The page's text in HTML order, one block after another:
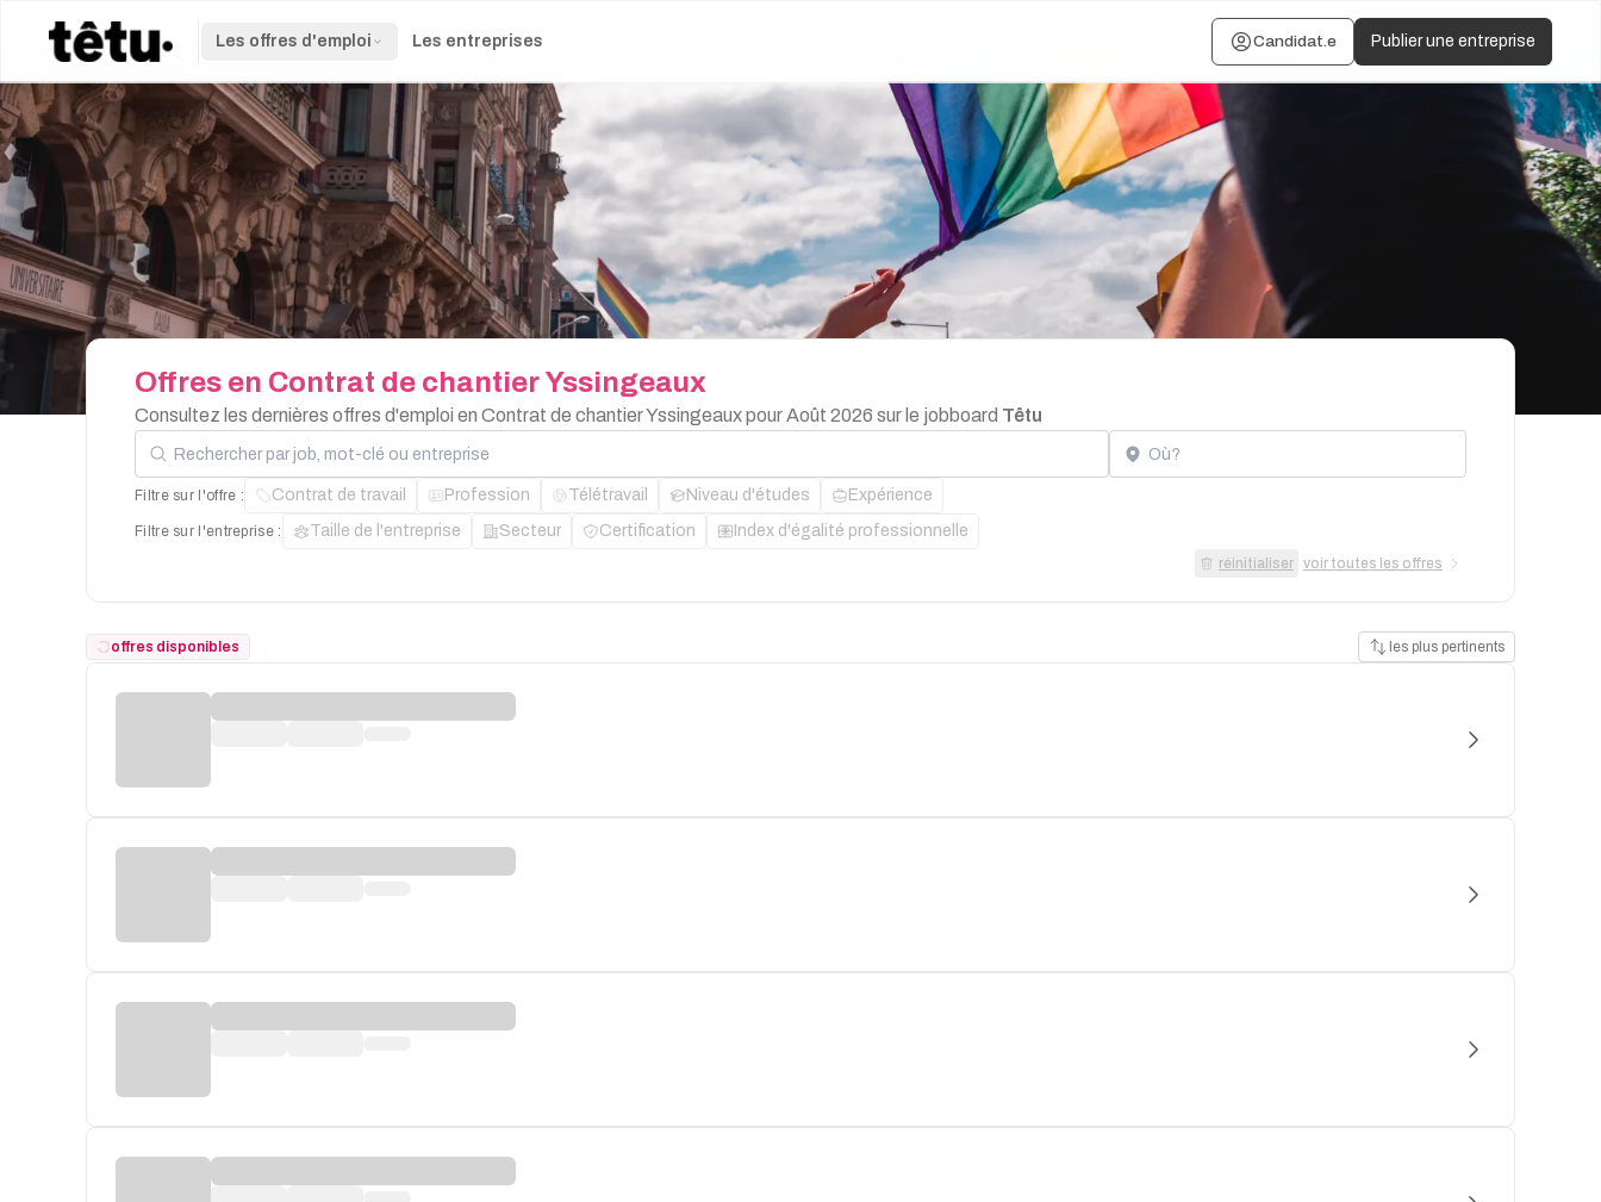
Les offres d'emploi Les entreprises Candidat.e Publier une entreprise
Offres en Contrat de chantierYssingeaux
Consultez les dernières offres d'emploi en Contrat de chantier Yssingeaux pour Août 2026 sur le jobboard Têtu
Rechercher par job, mot-clé ou entreprise Localisation
Filtre sur l'offre : Contrat de travail Profession Télétravail Niveau d'études Expérience
Filtre sur l'entreprise : Taille de l'entreprise Secteur Certification Index d'égalité professionnelle
réinitialiser voir toutes les offres
offres disponibles les plus pertinents